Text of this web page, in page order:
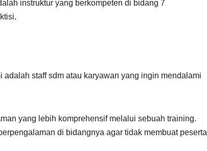
instruktur yang berkompeten di bidang 7
staff sdm atau karyawan yang ingin mendalami
yang lebih komprehensif melalui sebuah training.
di bidangnya agar tidak membuat peserta